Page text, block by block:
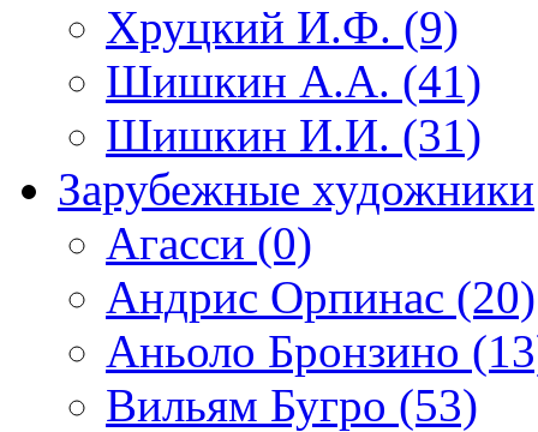
Хруцкий И.Ф. (9)
Шишкин А.А. (41)
Шишкин И.И. (31)
Зарубежные художники
Агасси (0)
Андрис Орпинас (20)
Аньоло Бронзино
Вильям Бугро (53)